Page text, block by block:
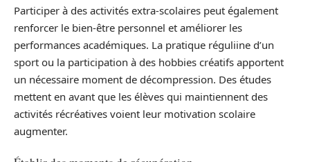
Participer à des activités extra-scolaires peut également
renforcer le bien-être personnel et améliorer les
performances académiques. La pratique réguliine d’un
sport ou la participation à des hobbies créatifs apportent
un nécessaire moment de décompression. Des études
mettent en avant que les élèves qui maintiennent des
activités récréatives voient leur motivation scolaire
augmenter.